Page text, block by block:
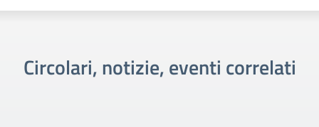
Circolari, notizie, eventi correlati